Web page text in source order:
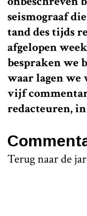
seismograaf
tand des tijds
afgelopen
bespraken we
waar lagen we
vijf
redacteuren,
Terug naar de